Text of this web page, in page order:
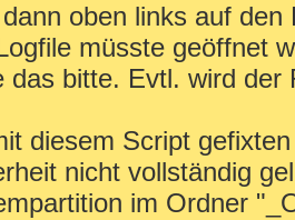
oben links auf
müsste geöffnet
das bitte. Evtl. wird der
diesem Script
nicht vollständig
im Ordner